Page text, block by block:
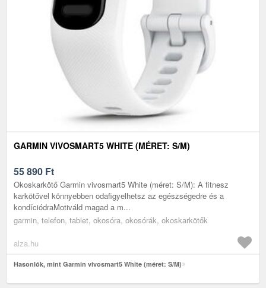
GARMIN VIVOSMART5 WHITE (MÉRET: S/M)
55 890 Ft
Okoskarkötő Garmin vivosmart5 White (méret: S/M): A fitnesz
karkötővel könnyebben odafigyelhetsz az egészségedre és a
kondíciódraMotiváld magad a m...
garmin, telefon, tablet, okosóra, okosórák, okoskarkötők
alza.hu
Hasonlók, mint Garmin vivosmart5 White (méret: S/M)